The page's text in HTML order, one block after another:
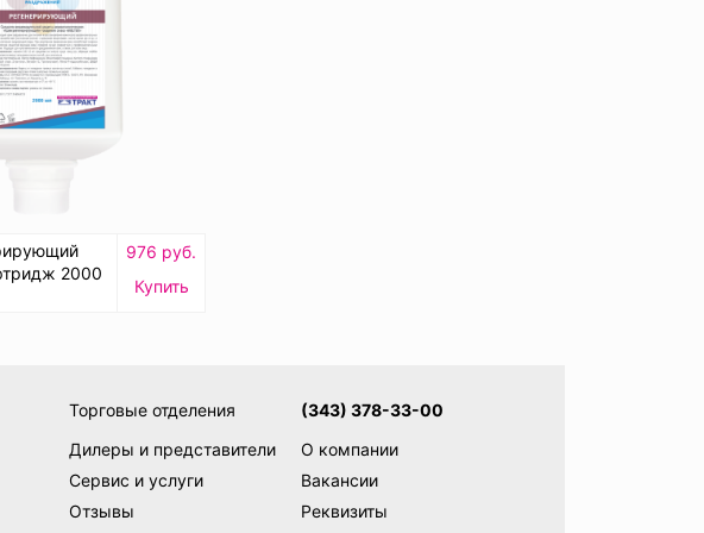
2000
976 руб.
Купить
Торговые отделения
Дилеры и представители
Сервис и услуги
Отзывы
(343) 378-33-00
О компании
Вакансии
Реквизиты